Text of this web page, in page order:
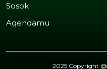
Sosok
Agendamu
2025 Copyright @